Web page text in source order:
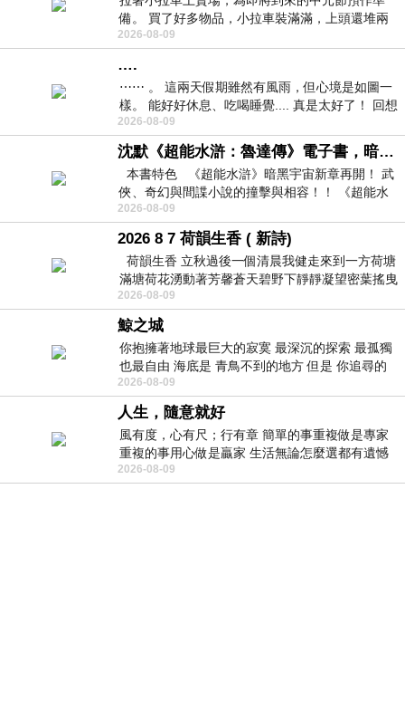
備。 買了好多物品，小拉車裝滿滿，上頭還堆兩
紙箱。 雖辛苦了點，這點程度我一個人搬
2026-08-09
….
⋯⋯ 。 這兩天假期雖然有風雨，但心境是如圖一
樣。 能好好休息、吃喝睡覺.... 真是太好了！ 回想
起來，以前根本就很難有這
2026-08-09
沈默《超能水滸：魯達傳》電子書，暗黑宇宙新章，一一五年八月璀璨上架！
本書特色 《超能水滸》暗黑宇宙新章再開！ 武
俠、奇幻與間諜小說的撞擊與相容！！ 《超能水
滸》系列第四部
2026-08-09
2026 8 7 荷韻生香 ( 新詩)
荷韻生香 立秋過後一個清晨我健走來到一方荷塘
滿塘荷花湧動著芳馨蒼天碧野下靜靜凝望密葉搖曳
幽泉中復有蛙鳴嘓嘓水波裡搖曳
2026-08-09
鯨之城
你抱擁著地球最巨大的寂寞 最深沉的探索 最孤獨
也最自由 海底是 青鳥不到的地方 但是 你追尋的
幸福 可以比珍珠更
2026-08-09
人生，隨意就好
風有度，心有尺；行有章 簡單的事重複做是專家
重複的事用心做是贏家 生活無論怎麼選都有遺憾
所以開心就好 生活不會辜負認真
2026-08-09